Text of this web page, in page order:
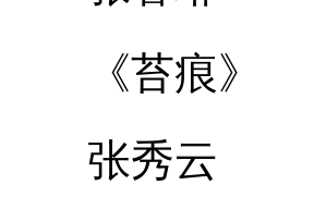
《苔痕》
张秀云